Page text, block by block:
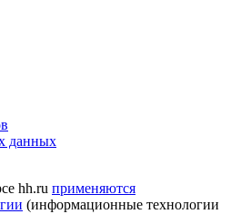
данных
hh.ru применяются
(информационные технологии